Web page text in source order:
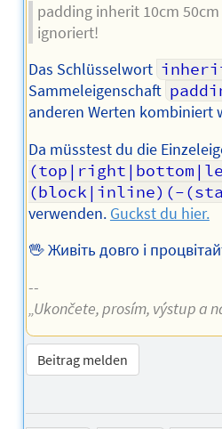
padding inherit 10cm
ignoriert!
Das Schlüsselwort
Sammeleigenschaft
anderen Werten kombiniert
Da müsstest du die
(block|inline)(-
verwenden. Guckst du hier.
🖖 Живіть довго і
--
„Ukončete, prosím, výstup a
Beitrag melden